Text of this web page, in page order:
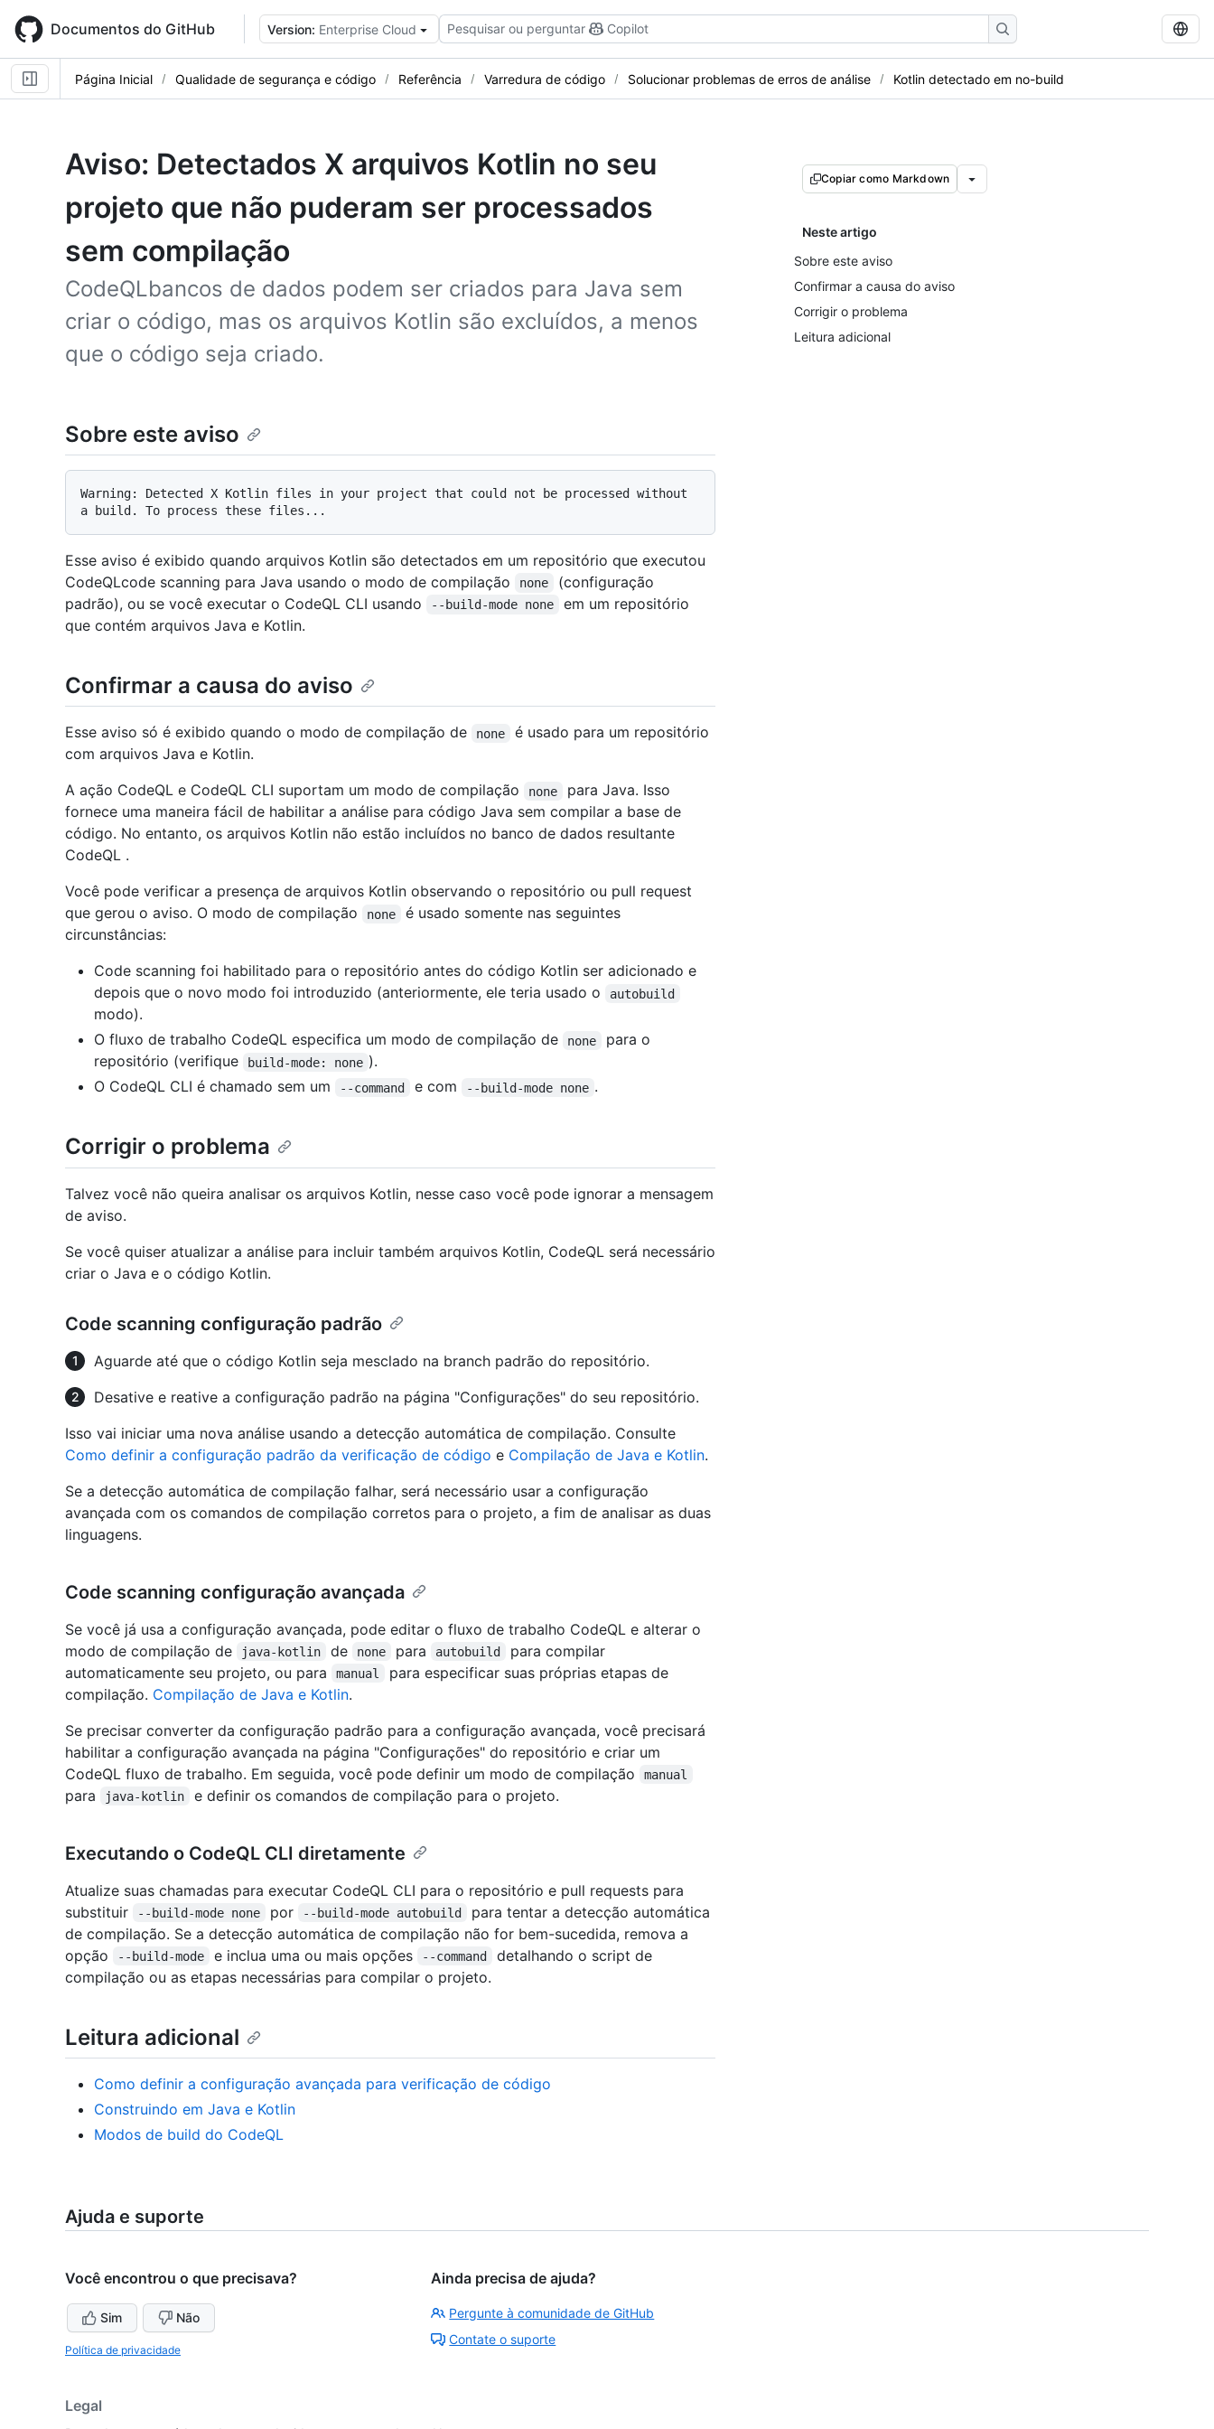
main
content
Documentos do GitHub Version: Enterprise Cloud Pesquisar ou perguntar Copilot
Página Inicial Qualidade de segurança e código Referência Varredura de código Solucionar problemas de erros de análise Kotlin detectado em no-build
Aviso: Detectados X arquivos Kotlin no seu
projeto que não puderam ser processados
sem compilação
CodeQLbancos de dados podem ser criados para Java sem
criar o código, mas os arquivos Kotlin são excluídos, a menos
que o código seja criado.
Copiar como Markdown
Neste artigo
Sobre este aviso
Confirmar a causa do aviso
Corrigir o problema
Leitura adicional
Sobre este aviso
Warning: Detected X Kotlin files in your project that could not be processed without
Esse aviso é exibido quando arquivos Kotlin são detectados em um repositório que executou
CodeQLcode scanning para Java usando o modo de compilação
none
(configuração
padrão), ou se você executar o CodeQL CLI usando
--build-mode none
em um repositório
que contém arquivos Java e Kotlin.
Confirmar a causa do aviso
Esse aviso só é exibido quando o modo de compilação de none
é usado para um repositório
com arquivos Java e Kotlin.
A ação CodeQL e CodeQL CLI suportam um modo de compilação
none
para Java. Isso
fornece uma maneira fácil de habilitar a análise para código Java sem compilar a base de
código. No entanto, os arquivos Kotlin não estão incluídos no banco de dados resultante
CodeQL .
Você pode verificar a presença de arquivos Kotlin observando o repositório ou pull request
que gerou o aviso. O modo de compilação
none
é usado somente nas seguintes
circunstâncias:
Code scanning foi habilitado para o repositório antes do código Kotlin ser adicionado e
depois que o novo modo foi introduzido (anteriormente, ele teria usado o
autobuild
modo).
O fluxo de trabalho CodeQL especifica um modo de compilação de
none
para o
repositório (verifique
build-mode: none ).
O CodeQL CLI é chamado sem um
--command e com --build-mode none .
Corrigir o problema
Talvez você não queira analisar os arquivos Kotlin, nesse caso você pode ignorar a mensagem
de aviso.
Se você quiser atualizar a análise para incluir também arquivos Kotlin, CodeQL será necessário
criar o Java e o código Kotlin.
Code scanning configuração padrão
Aguarde até que o código Kotlin seja mesclado na branch padrão do repositório.
Desative e reative a configuração padrão na página "Configurações" do seu repositório.
Isso vai iniciar uma nova análise usando a detecção automática de compilação. Consulte
Como definir a configuração padrão da verificação de código e Compilação de Java e Kotlin.
Se a detecção automática de compilação falhar, será necessário usar a configuração
avançada com os comandos de compilação corretos para o projeto, a fim de analisar as duas
linguagens.
Code scanning configuração avançada
Se você já usa a configuração avançada, pode editar o fluxo de trabalho CodeQL e alterar o
modo de compilação de
java-kotlin de none para autobuild
para compilar
automaticamente seu projeto, ou para
manual
para especificar suas próprias etapas de
compilação. Compilação de Java e Kotlin.
Se precisar converter da configuração padrão para a configuração avançada, você precisará
habilitar a configuração avançada na página "Configurações" do repositório e criar um
CodeQL fluxo de trabalho. Em seguida, você pode definir um modo de compilação
manual
para java-kotlin e definir os comandos de compilação para o projeto.
Executando o CodeQL CLI diretamente
Atualize suas chamadas para executar CodeQL CLI para o repositório e pull requests para
substituir
--build-mode none por --build-mode autobuild
para tentar a detecção automática
de compilação. Se a detecção automática de compilação não for bem-sucedida, remova a
opção
--build-mode e inclua uma ou mais opções --command
detalhando o script de
compilação ou as etapas necessárias para compilar o projeto.
Leitura adicional
Como definir a configuração avançada para verificação de código
Construindo em Java e Kotlin
Modos de build do CodeQL
Ajuda e suporte
Você encontrou o que precisava?
Sim Não
Política de privacidade
Ainda precisa de ajuda?
Pergunte à comunidade de GitHub
Contate o suporte
Legal